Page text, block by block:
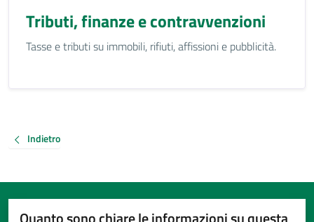
Tributi, finanze e contravvenzioni
Tasse e tributi su immobili, rifiuti, affissioni e pubblicità.
Indietro